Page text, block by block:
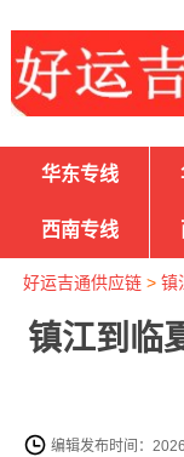
华东专线
西南专线
好运吉通供应链> 镇
镇江到临
编辑发布时间：